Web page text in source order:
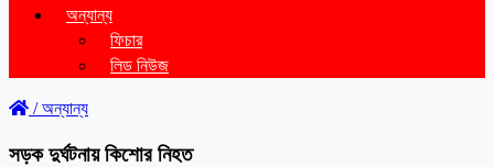
অন্যান্য
ফিচার
লিড নিউজ
/অন্যান্য
সড়ক দুর্ঘটনায় কিশোর নিহত